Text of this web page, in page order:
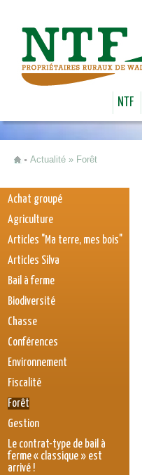
NTF
Actualité » Forêt
Achat groupé
Agriculture
Articles "Ma terre, mes bois"
Articles Silva
Bail à ferme
Biodiversité
Chasse
Conférences
Environnement
Fiscalité
Forêt
Gestion
Le contrat-type de bail à
ferme « classique » est
arrivé !